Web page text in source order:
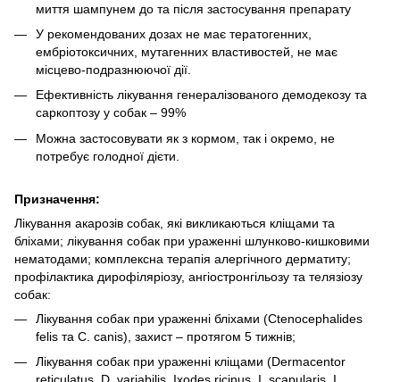
миття шампунем до та після застосування препарату
У рекомендованих дозах не має тератогенних,
ембріотоксичних, мутагенних властивостей, не має
місцево-подразнюючої дії.
Ефективність лікування генералізованого демодекозу та
саркоптозу у собак – 99%
Можна застосовувати як з кормом, так і окремо, не
потребує голодної дієти.
Призначення:
Лікування акарозів собак, які викликаються кліщами та
бліхами; лікування собак при ураженні шлунково-кишковими
нематодами; комплексна терапія алергічного дерматиту;
профілактика дирофіляріозу, ангіостронгільозу та телязіозу
собак:
Лікування собак при ураженні бліхами (Ctenocephalides
felis та C. canis), захист – протягом 5 тижнів;
Лікування собак при ураженні кліщами (Dermacentor